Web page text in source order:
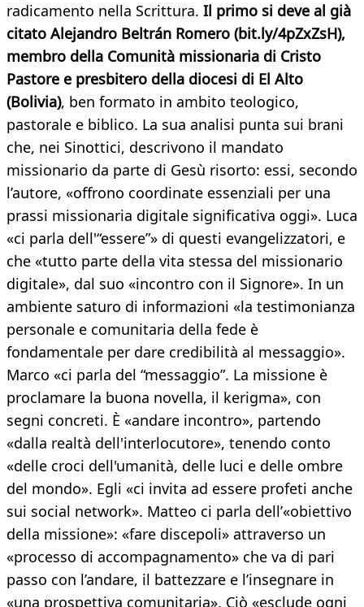
radicamento nella Scrittura. Il primo si deve al già
citato Alejandro Beltrán Romero (bit.ly/4pZxZsH),
membro della Comunità missionaria di Cristo
Pastore e presbitero della diocesi di El Alto
(Bolivia), ben formato in ambito teologico,
pastorale e biblico. La sua analisi punta sui brani
che, nei Sinottici, descrivono il mandato
missionario da parte di Gesù risorto: essi, secondo
l’autore, «offrono coordinate essenziali per una
prassi missionaria digitale significativa oggi». Luca
«ci parla dell'“essere”» di questi evangelizzatori, e
che «tutto parte della vita stessa del missionario
digitale», dal suo «incontro con il Signore». In un
ambiente saturo di informazioni «la testimonianza
personale e comunitaria della fede è
fondamentale per dare credibilità al messaggio».
Marco «ci parla del “messaggio”. La missione è
proclamare la buona novella, il kerigma», con
segni concreti. È «andare incontro», partendo
«dalla realtà dell'interlocutore», tenendo conto
«delle croci dell'umanità, delle luci e delle ombre
del mondo». Egli «ci invita ad essere profeti anche
sui social network». Matteo ci parla dell’«obiettivo
della missione»: «fare discepoli» attraverso un
«processo di accompagnamento» che va di pari
passo con l’andare, il battezzare e l’insegnare in
«una prospettiva comunitaria». Ciò «esclude ogni